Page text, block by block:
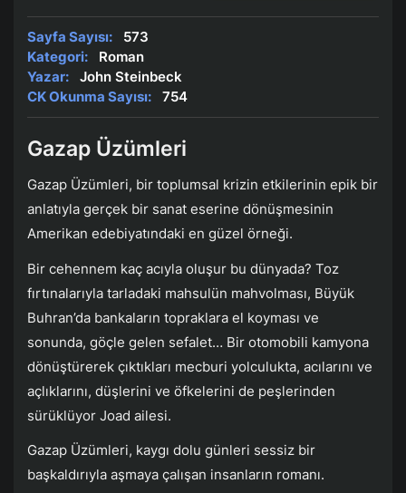
Sayfa Sayısı:
573
Kategori:
Roman
Yazar:
John Steinbeck
CK Okunma Sayısı:
754
Gazap Üzümleri
Gazap Üzümleri, bir toplumsal krizin etkilerinin epik bir
anlatıyla gerçek bir sanat eserine dönüşmesinin
Amerikan edebiyatındaki en güzel örneği.
Bir cehennem kaç acıyla oluşur bu dünyada? Toz
fırtınalarıyla tarladaki mahsulün mahvolması, Büyük
Buhran’da bankaların topraklara el koyması ve
sonunda, göçle gelen sefalet… Bir otomobili kamyona
dönüştürerek çıktıkları mecburi yolculukta, acılarını ve
açlıklarını, düşlerini ve öfkelerini de peşlerinden
sürüklüyor Joad ailesi.
Gazap Üzümleri, kaygı dolu günleri sessiz bir
başkaldırıyla aşmaya çalışan insanların romanı.